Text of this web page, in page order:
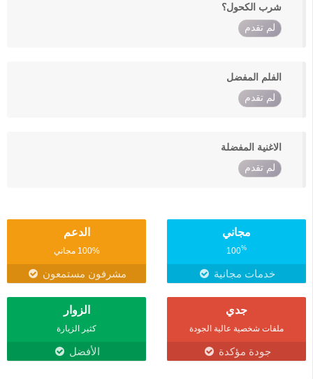
شرب الكحول؟
لم تقدم
الفلم المفضل
لم تقدم
الاغنية المفضلة
لم تقدم
مجاني
100%
خدمات مجانية
الدعم
100% مجاني
مشرفون مستمعون
جدي
ملفات شخصية عالية الجودة
جودة مؤكدة
الزوار
كثير الزيارة
الأفضل